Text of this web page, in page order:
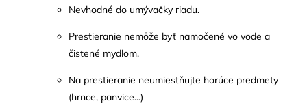
Nevhodné do umývačky riadu.
Prestieranie nemôže byť namočené vo vode a
čistené mydlom.
Na prestieranie neumiestňujte horúce predmety
(hrnce, panvice...)